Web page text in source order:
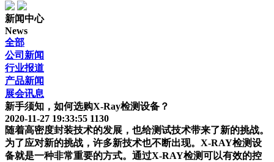
新闻中心
News
全部
公司新闻
行业报道
产品新闻
展会讯息
新手须知，如何选购X-Ray检测设备？
2020-11-27 19:33:55 1130
随着高密度封装技术的发展，也给测试技术带来了新的挑战。
为了应对新的挑战，许多新技术也不断出现。X-RAY检测设
备就是一种非常重要的方式。通过X-RAY检测可以有效的控